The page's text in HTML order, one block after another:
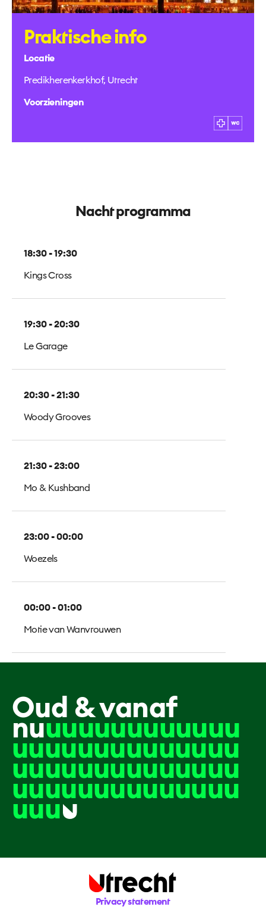
Praktische info
Locatie
Predikherenkerkhof, Utrecht
Voorzieningen
Nacht programma
18:30 - 19:30
Kings Cross
19:30 - 20:30
Le Garage
20:30 - 21:30
Woody Grooves
21:30 - 23:00
Mo & Kushband
23:00 - 00:00
Woezels
00:00 - 01:00
Motie van Wanvrouwen
Oud & vanaf
nuuuuuuuuuuuuu
uuuuuuuuuuuuuu
uuuuuuuuuuuuuu
uuuuuuuuuuuuuu
uuu
Privacy statement